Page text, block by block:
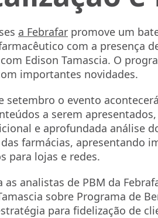
a Febrafar promove um
com a presença
Edison Tamascia. O
importantes novidades.
setembro o evento
a serem
e aprofundada análise
farmácias, apresentando
para lojas e redes.
as analistas de PBM da
sobre Programa de
para fidelização de